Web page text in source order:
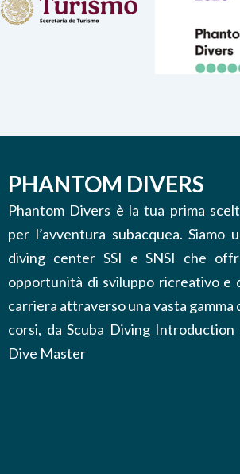
PHANTOM DIVERS
Phantom Divers è la tua prima
per l’avventura subacquea. Siamo
diving center SSI e SNSI che
opportunità di sviluppo ricreativo e
carriera attraverso una vasta gamma
corsi, da Scuba Diving Introduction
Dive Master